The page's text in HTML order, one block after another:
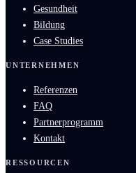
Gesundheit
Bildung
Case Studies
UNTERNEHMEN
Referenzen
FAQ
Partnerprogramm
Kontakt
RESSOURCEN